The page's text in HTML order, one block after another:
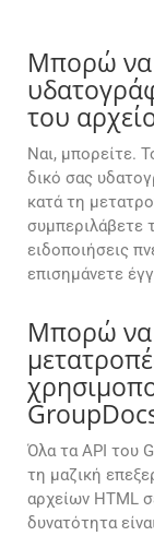
Μπορώ να
του
Ναι, μπορείτε.
δικό σας
κατά τη
συμπεριλάβετε
ειδοποιήσεις
επισημάνετε
Μπορώ να
Όλα τα API του
τη μαζική
αρχείων HTML
δυνατότητα